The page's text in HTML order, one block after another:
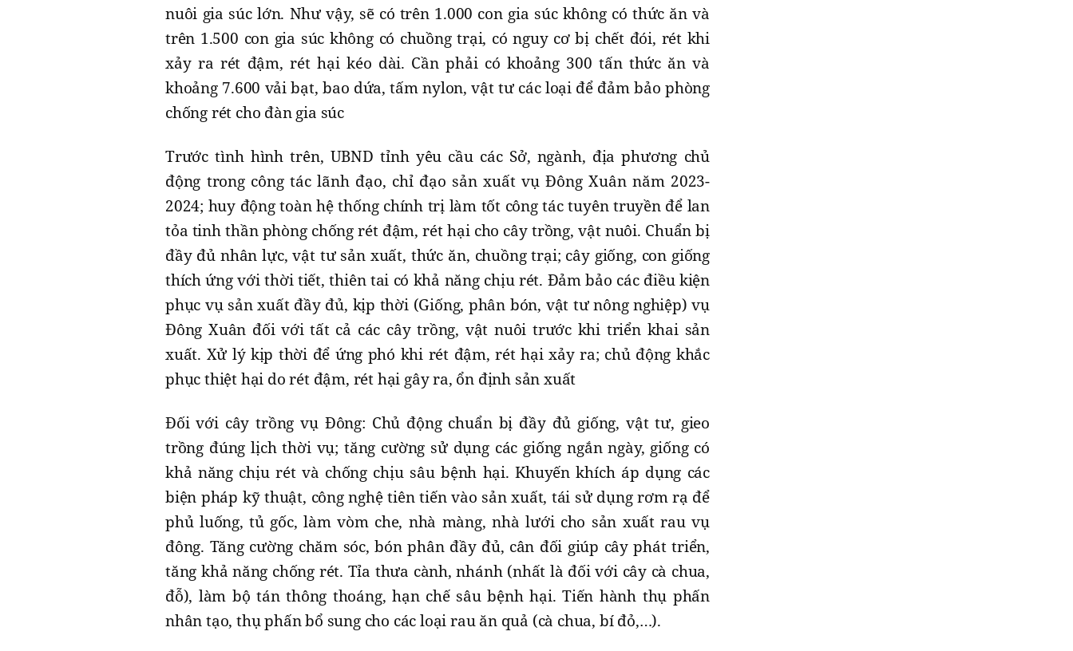
nuôi gia súc lớn. Như vậy, sẽ có trên 1.000 con gia súc không có thức ăn và
trên 1.500 con gia súc không có chuồng trại, có nguy cơ bị chết đói, rét khi
xảy ra rét đậm, rét hại kéo dài. Cần phải có khoảng 300 tấn thức ăn và
khoảng 7.600 vải bạt, bao dứa, tấm nylon, vật tư các loại để đảm bảo phòng
chống rét cho đàn gia súc
Trước tình hình trên, UBND tỉnh yêu cầu các Sở, ngành, địa phương chủ
động trong công tác lãnh đạo, chỉ đạo sản xuất vụ Đông Xuân năm 2023-
2024; huy động toàn hệ thống chính trị làm tốt công tác tuyên truyền để lan
tỏa tinh thần phòng chống rét đậm, rét hại cho cây trồng, vật nuôi. Chuẩn bị
đầy đủ nhân lực, vật tư sản xuất, thức ăn, chuồng trại; cây giống, con giống
thích ứng với thời tiết, thiên tai có khả năng chịu rét. Đảm bảo các điều kiện
phục vụ sản xuất đầy đủ, kịp thời (Giống, phân bón, vật tư nông nghiệp) vụ
Đông Xuân đối với tất cả các cây trồng, vật nuôi trước khi triển khai sản
xuất. Xử lý kịp thời để ứng phó khi rét đậm, rét hại xảy ra; chủ động khắc
phục thiệt hại do rét đậm, rét hại gây ra, ổn định sản xuất
Đối với cây trồng vụ Đông: Chủ động chuẩn bị đầy đủ giống, vật tư, gieo
trồng đúng lịch thời vụ; tăng cường sử dụng các giống ngắn ngày, giống có
khả năng chịu rét và chống chịu sâu bệnh hại. Khuyến khích áp dụng các
biện pháp kỹ thuật, công nghệ tiên tiến vào sản xuất, tái sử dụng rơm rạ để
phủ luống, tủ gốc, làm vòm che, nhà màng, nhà lưới cho sản xuất rau vụ
đông. Tăng cường chăm sóc, bón phân đầy đủ, cân đối giúp cây phát triển,
tăng khả năng chống rét. Tỉa thưa cành, nhánh (nhất là đối với cây cà chua,
đỗ), làm bộ tán thông thoáng, hạn chế sâu bệnh hại. Tiến hành thụ phấn
nhân tạo, thụ phấn bổ sung cho các loại rau ăn quả (cà chua, bí đỏ,…).